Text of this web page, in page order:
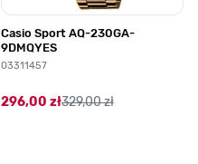
Casio Sport AQ-230GA-
9DMQYES
03311457
296,00 zł329,00 zł